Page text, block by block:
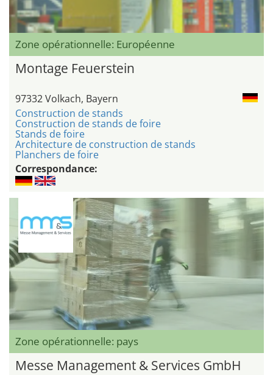
Zone opérationnelle: Européenne
Montage Feuerstein
97332 Volkach, Bayern
Construction de stands
Construction de stands de foire
Stands de foire
Architecture de construction de stands
Planchers de foire
Correspondance:
Zone opérationnelle: pays
Messe Management & Services GmbH